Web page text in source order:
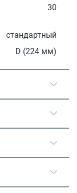
30
стандартный
D (224 мм)